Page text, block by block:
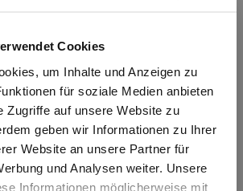
Cookies
um Inhalte und Anzeigen zu
für soziale Medien anbieten
Zugriffe auf unsere Website zu
geben wir Informationen zu Ihrer
Website an unsere Partner für
und Analysen weiter. Unsere
Informationen möglicherweise mit
natürlich unbesaitet. Gegen
Ihrer Wahl und bringen auf
ein Herstellerlogo auf der
im Geschenkkarton
ein edles und exklusives
Wert. Für absolute Dragon